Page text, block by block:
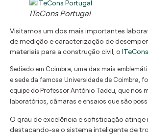
ITeCons Portugal
Visitamos um dos mais importantes
de medição e caracterização de
materiais para a construção civil, o ITeCons
Sediado em Coimbra, uma das mais
e sede da famosa Universidade de Coimbra,
equipe do Professor António Tadeu, que nos
laboratórios, câmaras e ensaios que são
O grau de excelência e sofisticação atinge
destacando-se o sistema inteligente de